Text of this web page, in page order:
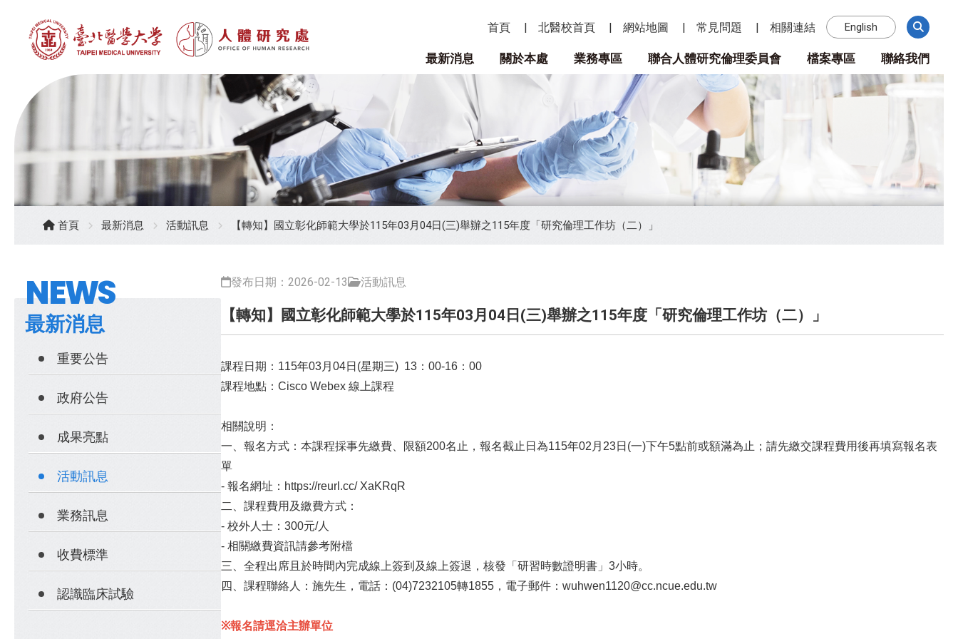
首頁 北醫校首頁 網站地圖 常見問題 相關連結 English
最新消息 關於本處 業務專區 聯合人體研究倫理委員會 檔案專區 聯絡我們
首頁 最新消息 活動訊息 【轉知】國立彰化師範大學於115年03月04日(三)舉辦之115年度「研究倫理工作坊（二）」
NEWS
最新消息
重要公告
政府公告
成果亮點
活動訊息
業務訊息
收費標準
認識臨床試驗
發布日期：2026-02-13 活動訊息
【轉知】國立彰化師範大學於115年03月04日(三)舉辦之115年度「研究倫理工作坊（二）」
課程日期：115年03月04日(星期三) 13：00-16：00
課程地點：Cisco Webex 線上課程
相關說明：
一、報名方式：本課程採事先繳費、限額200名止，報名截止日為115年02月23日(一)下午5點前或額滿為止；請先繳交課程費用後再填寫報名表
單
- 報名網址：https://reurl.cc/ XaKRqR
二、課程費用及繳費方式：
- 校外人士：300元/人
- 相關繳費資訊請參考附檔
三、全程出席且於時間內完成線上簽到及線上簽退，核發「研習時數證明書」3小時。
四、課程聯絡人：施先生，電話：(04)7232105轉1855，電子郵件：wuhwen1120@cc.ncue.edu.tw
※報名請逕洽主辦單位